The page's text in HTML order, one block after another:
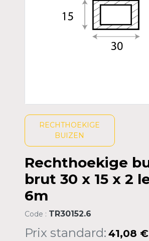
RECHTHOEKIGE
BUIZEN
Rechthoekige
brut 30 x 15 x 2
6m
Code : TR30152.6
Prix standard: 41,08 €